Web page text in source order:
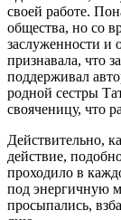
своей работе.
общества, но со
заслуженности и
признавала, что
поддерживал
родной сестры
свояченицу, что
Действительно,
действие,
проходило в
под энергичную
просыпались,